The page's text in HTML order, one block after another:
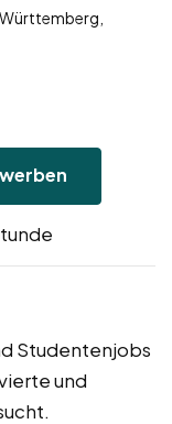
Studentenjobs
und